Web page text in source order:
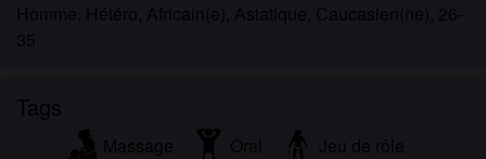
Homme, Hétéro, Africain(e), Asiatique, Caucasien(ne), 26-
35
Tags
Massage Oral Jeu de rôle